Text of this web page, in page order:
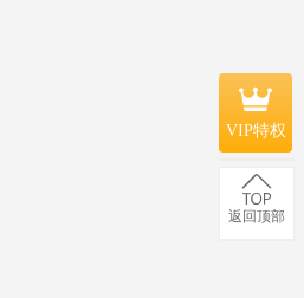
VIP特权
返回顶部